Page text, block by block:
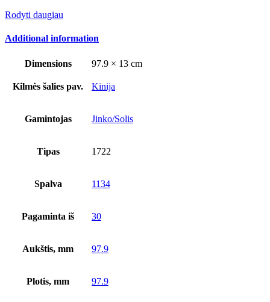
Rodyti daugiau
Additional information
Dimensions 97.9 × 13 cm
Kilmės šalies pav. Kinija
Gamintojas Jinko/Solis
Tipas 1722
Spalva 1134
Pagaminta iš 30
Aukštis, mm 97.9
Plotis, mm 97.9